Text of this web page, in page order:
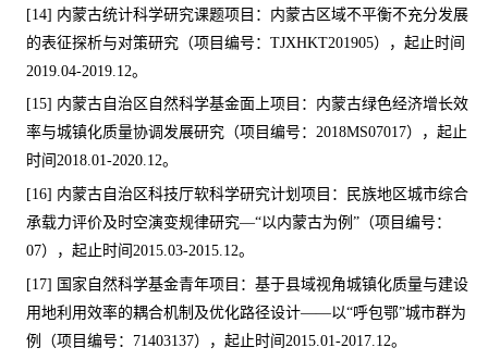
[14] 内蒙古统计科学研究课题项目：内蒙古区域不平衡不充分发展
的表征探析与对策研究（项目编号： TJXHKT201905），起止时间
2019.04-2019.12。
[15] 内蒙古自治区自然科学基金面上项目：内蒙古绿色经济增长效
率与城镇化质量协调发展研究（项目编号： 2018MS07017），起止
时间 2018.01-2020.12。
[16] 内蒙古自治区科技厅软科学研究计划项目：民族地区城市综合
承载力评价及时空演变规律研究—“以内蒙古为例 ”（项目编号：
07），起止时间 2015.03-2015.12。
[17] 国家自然科学基金青年项目：基于县域视角城镇化质量与建设
用地利用效率的耦合机制及优化路径设计——以“呼包鄂”城市群为
例（项目编号： 71403137），起止时间 2015.01-2017.12。